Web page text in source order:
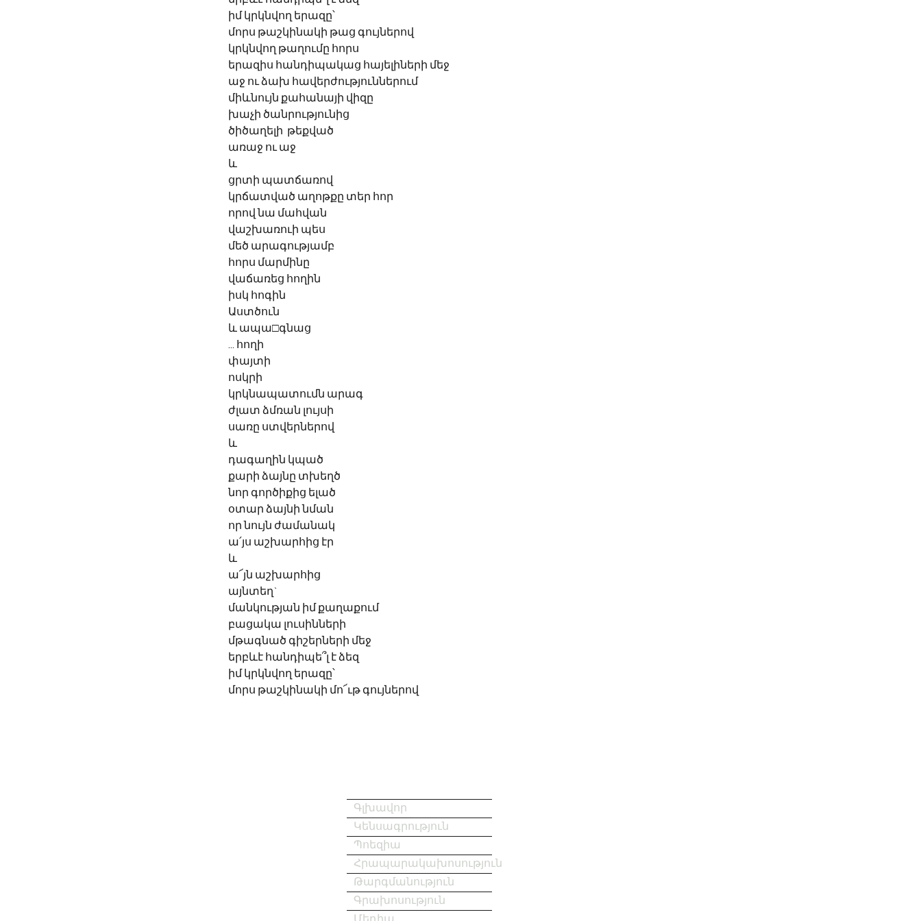
իմ կրկնվող երազը՝
մորս թաշկինակի թաց գույներով
կրկնվող թաղումը հորս
երազիս հանդիպակաց հայելիների մեջ
աջ ու ձախ հավերժություններում
միևնույն քահանայի վիզը
խաչի ծանրությունից
ծիծաղելի  թեքված
առաջ ու աջ
և
ցրտի պատճառով
կրճատված աղոթքը տեր հոր
որով նա մահվան
վաշխառուի պես
մեծ արագությամբ
հորս մարմինը
վաճառեց հողին
իսկ հոգին
Աստծուն
և ապա□գնաց
... հողի
փայտի
ոսկրի
կրկնապատումն արագ
ժլատ ձմռան լույսի
սառը ստվերներով
և
դագաղին կպած
քարի ձայնը տխեղծ
նոր գործիքից ելած
օտար ձայնի նման
որ նույն ժամանակ
ա՛յս աշխարհից էր
և
ա՜յն աշխարհից
այնտեղ`
մանկության իմ քաղաքում
բացակա լուսինների
մթագնած գիշերների մեջ
երբևէ հանդիպե՞լ է ձեզ
իմ կրկնվող երազը՝
մորս թաշկինակի մո՜ւթ գույներով
Գլխավոր
Կենսագրություն
Պոեզիա
Հրապարակախոսություն
Թարգմանություն
Գրախոսություն